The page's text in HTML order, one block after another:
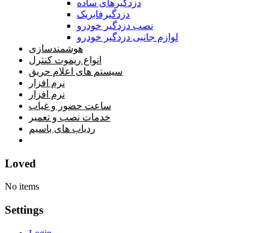
دزدگیرهای ساده
دزدگیرفابریک
نصب دزدگیر خودرو
لوازم جانبی دزدگیر خودرو
هوشمندسازی
انواع ریموت کنترل
سیستم های اعلام حریق
نرم افزار
نرم افزار
ساعت حضور و غیاب
خدمات نصب و تعمیر
ردیاب های باسیم
Loved
No items
Settings